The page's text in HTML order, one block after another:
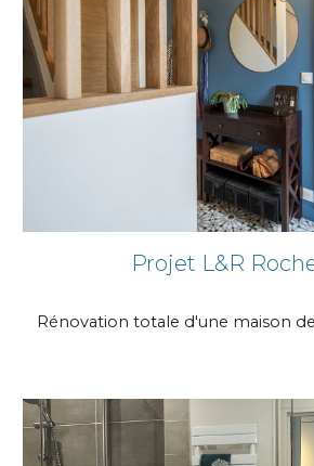
Projet L&R
Rénovation totale d'une maison